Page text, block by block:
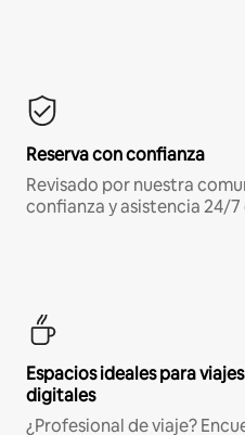
Reserva con confianza
Revisado por nuestra
confianza y asistencia 24/
Espacios ideales para
digitales
¿Profesional de viaje?